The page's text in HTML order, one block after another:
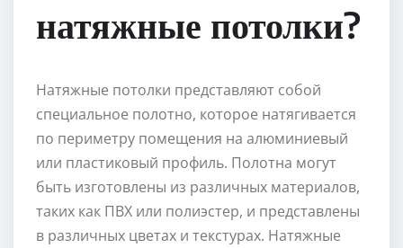
натяжные потолки?
Натяжные потолки представляют собой
специальное полотно, которое натягивается
по периметру помещения на алюминиевый
или пластиковый профиль. Полотна могут
быть изготовлены из различных материалов,
таких как ПВХ или полиэстер, и представлены
в различных цветах и текстурах. Натяжные